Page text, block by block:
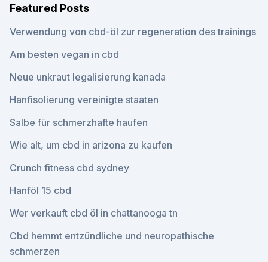
Featured Posts
Verwendung von cbd-öl zur regeneration des trainings
Am besten vegan in cbd
Neue unkraut legalisierung kanada
Hanfisolierung vereinigte staaten
Salbe für schmerzhafte haufen
Wie alt, um cbd in arizona zu kaufen
Crunch fitness cbd sydney
Hanföl 15 cbd
Wer verkauft cbd öl in chattanooga tn
Cbd hemmt entzündliche und neuropathische
schmerzen